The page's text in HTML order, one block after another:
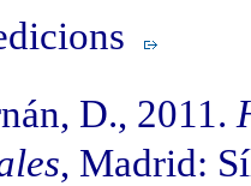
D., 2011.
, Madrid: